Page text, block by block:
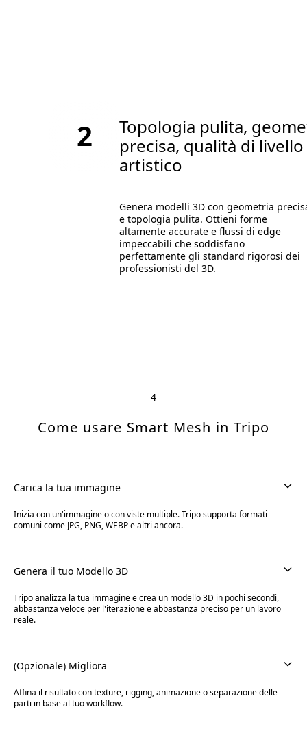
2
Topologia pulita,
precisa, qualità di livello
artistico
Genera modelli 3D con geometria
e topologia pulita. Ottieni forme
altamente accurate e flussi di edge
impeccabili che soddisfano
perfettamente gli standard rigorosi dei
professionisti del 3D.
4
Come usare Smart Mesh in Tripo
Carica la tua immagine
Inizia con un'immagine o con viste multiple. Tripo supporta formati
comuni come JPG, PNG, WEBP e altri ancora.
Genera il tuo Modello 3D
Tripo analizza la tua immagine e crea un modello 3D in pochi secondi,
abbastanza veloce per l'iterazione e abbastanza preciso per un lavoro
reale.
(Opzionale) Migliora
Affina il risultato con texture, rigging, animazione o separazione delle
parti in base al tuo workflow.